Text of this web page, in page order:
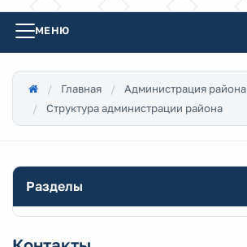
МЕНЮ
Главная Администрация района
Структура администрации района
Разделы